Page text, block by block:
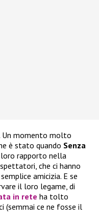
Un momento molto
è stato quando Senza
rapporto nella
che ci hanno
amicizia. E se
il loro legame, di
in rete ha tolto
(semmai ce ne fosse il